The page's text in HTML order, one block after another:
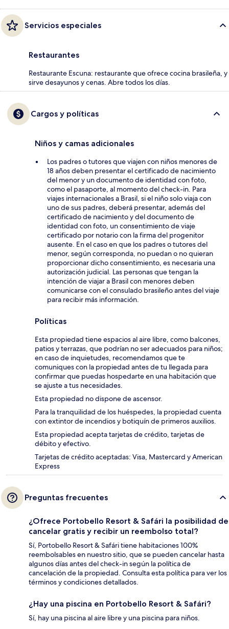
Servicios especiales
Restaurantes
Restaurante Escuna: restaurante que ofrece cocina brasileña, y
sirve desayunos y cenas. Abre todos los días.
Cargos y políticas
Niños y camas adicionales
Los padres o tutores que viajen con niños menores de
18 años deben presentar el certificado de nacimiento
del menor y un documento de identidad con foto,
como el pasaporte, al momento del check-in. Para
viajes internacionales a Brasil, si el niño solo viaja con
uno de sus padres, deberá presentar, además del
certificado de nacimiento y del documento de
identidad con foto, un consentimiento de viaje
certificado por notario con la firma del progenitor
ausente. En el caso en que los padres o tutores del
menor, según corresponda, no puedan o no quieran
proporcionar dicho consentimiento, es necesaria una
autorización judicial. Las personas que tengan la
intención de viajar a Brasil con menores deben
comunicarse con el consulado brasileño antes del viaje
para recibir más información.
Políticas
Esta propiedad tiene espacios al aire libre, como balcones,
patios y terrazas, que podrían no ser adecuados para niños;
en caso de inquietudes, recomendamos que te
comuniques con la propiedad antes de tu llegada para
confirmar que puedas hospedarte en una habitación que
se ajuste a tus necesidades.
Esta propiedad no dispone de ascensor.
Para la tranquilidad de los huéspedes, la propiedad cuenta
con extintor de incendios y botiquín de primeros auxilios.
Esta propiedad acepta tarjetas de crédito, tarjetas de
débito y efectivo.
Tarjetas de crédito aceptadas: Visa, Mastercard y American
Express
Preguntas frecuentes
¿Ofrece Portobello Resort & Safári la posibilidad de
cancelar gratis y recibir un reembolso total?
Sí, Portobello Resort & Safári tiene habitaciones 100%
reembolsables en nuestro sitio, que se pueden cancelar hasta
algunos días antes del check-in según la política de
cancelación de la propiedad. Consulta esta política para ver los
términos y condiciones detallados.
¿Hay una piscina en Portobello Resort & Safári?
Sí, hay una piscina al aire libre y una piscina para niños.